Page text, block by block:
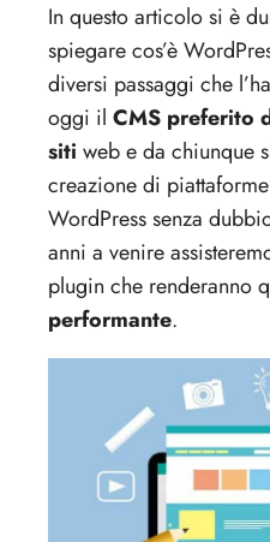
In questo articolo si è
spiegare cos’è
diversi passaggi che
oggi il CMS preferito
siti web e da chiunque
creazione di
WordPress senza
anni a venire
plugin che renderanno
performante.